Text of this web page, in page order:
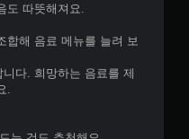
도 따뜻해져요.
합해 음료 메뉴를 늘려 보
다. 희망하는 음료를 제
.